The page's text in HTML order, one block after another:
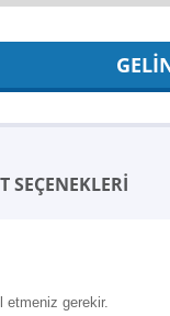
SEÇENEKLERİ
etmeniz gerekir.